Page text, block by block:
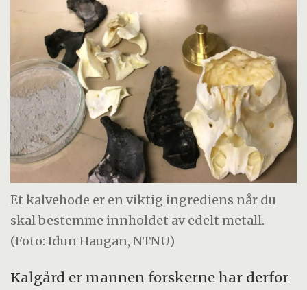
Et kalvehode er en viktig ingrediens når du
skal bestemme innholdet av edelt metall.
(Foto: Idun Haugan, NTNU)
Kalgård er mannen forskerne har derfor